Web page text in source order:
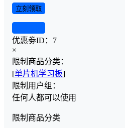
立刻领取
优惠劵ID： 7
×
限制商品分类：
[单片机学习板]
限制用户组：
任何人都可以使用
限制商品分类